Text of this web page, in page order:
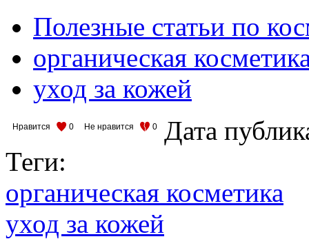
Полезные статьи по
органическая
уход за кожей
Нравится 0 Не нравится 0
Дата
Теги:
органическая косметика
уход за кожей